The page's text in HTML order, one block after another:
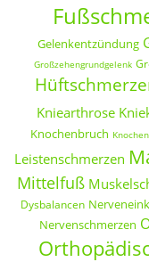
Gelenkentzündung
Großzehengrundgelenk
Kniearthrose
Knochenbruch
Leistenschmerzen
Mittelfuß
Dysbalancen
Nervenschmerzen